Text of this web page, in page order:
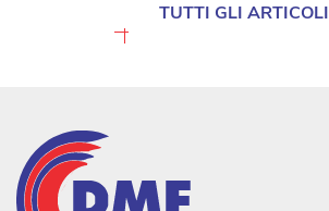
TUTTI GLI ARTICOLI